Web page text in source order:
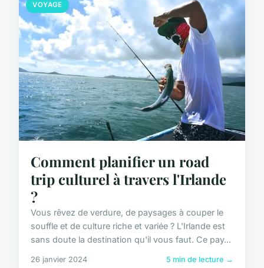
VOYAGE
Comment planifier un road
trip culturel à travers l'Irlande
?
Vous rêvez de verdure, de paysages à couper le
souffle et de culture riche et variée ? L'Irlande est
sans doute la destination qu'il vous faut. Ce pay...
26 janvier 2024 5 min de lecture →